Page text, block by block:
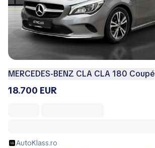
MERCEDES-BENZ CLA CLA 180 Coupé
18.700 EUR
AutoKlass.ro